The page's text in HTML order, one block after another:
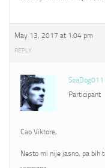
May 13, 2017 at 1:04 pm
REPLY
SeaDog011
Participant
Cao Viktore,
Nesto mi nije jasno, pa bih